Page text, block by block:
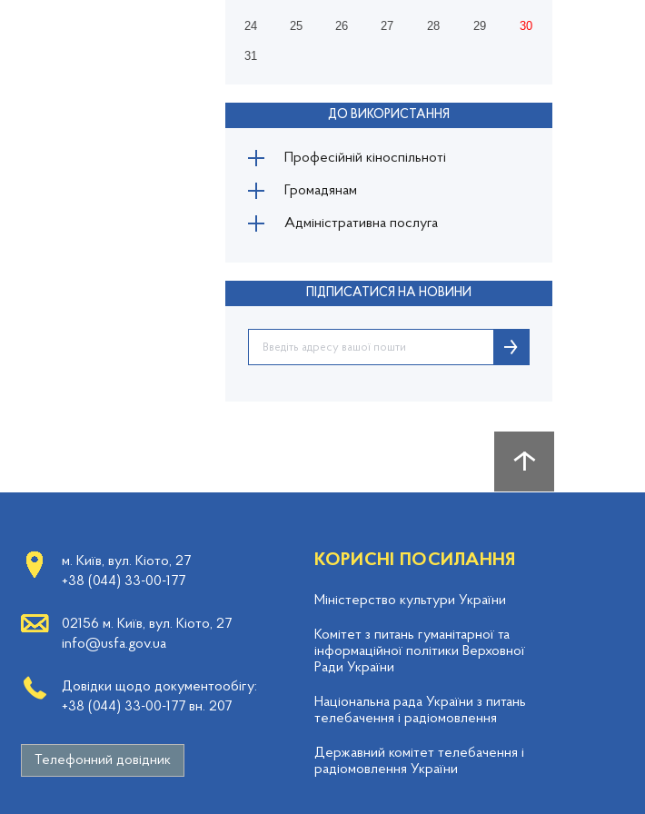
24 25 26 27 28 29 30
31
ДО ВИКОРИСТАННЯ
Професійній кіноспільноті
Громадянам
Адміністративна послуга
ПІДПИСАТИСЯ НА НОВИНИ
м. Київ, вул. Кіото, 27
+38 (044) 33-00-177
02156 м. Київ, вул. Кіото, 27
info@usfa.gov.ua
Довідки щодо документообігу:
+38 (044) 33-00-177 вн. 207
Телефонний довідник
КОРИСНІ ПОСИЛАННЯ
Міністерство культури України
Комітет з питань гуманітарної та
інформаційної політики Верховної
Ради України
Національна рада України з питань
телебачення і радіомовлення
Державний комітет телебачення і
радіомовлення України